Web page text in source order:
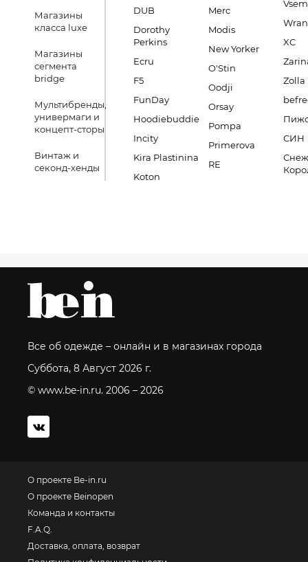
Магазины
класса luxe
Магазины
сегмента
bridge
Мультибренды,
универмаги и
концепт-сторы
Винтаж и
секонд-хенды
DUB
Dorothy
Perkins
Ecru
F5
FunDay
Hoodiebuddie
Incity
Kira Plastinina
Koton
Merc
Modis
New Yorker
O'Stin
Oodji
Orsay
Pompa
Primerova
RE
XC
Zolla
СИН
Все об одежде – онлайн и в магазинах города
Суббота, 8 Август 2026 г.
© www.be-in.ru. 2006 – 2026
О проекте Be-in.ru
О проекте Beinopen
Команда и контакты
F.A.Q.
Доставка, оплата, возврат